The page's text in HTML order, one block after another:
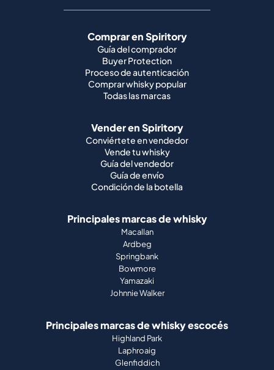
Comprar en Spiritory
Guía del comprador
Buyer Protection
Proceso de autenticación
Comprar whisky popular
Todas las marcas
Vender en Spiritory
Conviértete en vendedor
Vende tu whisky
Guía del vendedor
Guía de envío
Condición de la botella
Principales marcas de whisky
Macallan
Ardbeg
Springbank
Bowmore
Yamazaki
Johnnie Walker
Principales marcas de whisky escocés
Highland Park
Laphroaig
Glenfiddich